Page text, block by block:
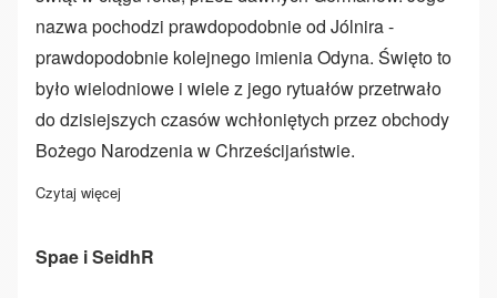
nazwa pochodzi prawdopodobnie od Jólnira -
prawdopodobnie kolejnego imienia Odyna. Święto to
było wielodniowe i wiele z jego rytuałów przetrwało
do dzisiejszych czasów wchłoniętych przez obchody
Bożego Narodzenia w Chrześcijaństwie.
Czytaj więcej
Spae i SeidhR